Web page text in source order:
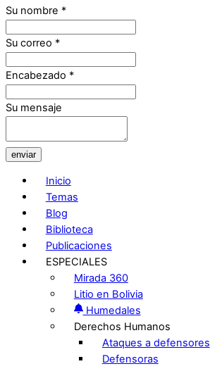
Su nombre *
Su correo *
Encabezado *
Su mensaje
enviar
Inicio
Temas
Blog
Biblioteca
Publicaciones
ESPECIALES
Mirada 360
Litio en Bolivia
Humedales
Derechos Humanos
Ataques a defensores
Defensoras